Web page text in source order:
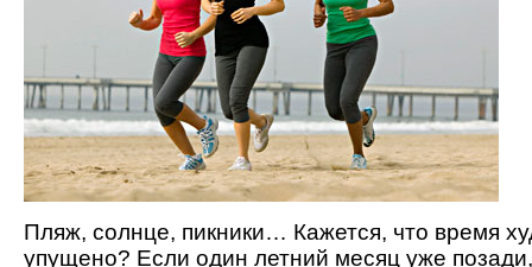
Пляж, солнце, пикники… Кажется, что время
упущено? Если один летний месяц уже